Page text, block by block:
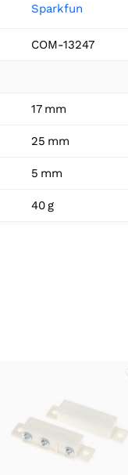
Sparkfun
COM-13247
17 mm
25 mm
5 mm
40 g